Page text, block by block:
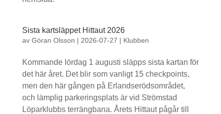
Sista kartsläppet Hittaut 2026
av Göran Olsson | 2026-07-27 | Klubben
Kommande lördag 1 augusti släpps sista kartan för
det här året. Det blir som vanligt 15 checkpoints,
men den här gången på Erlandserödsområdet,
och lämplig parkeringsplats är vid Strömstad
Löparklubbs terrängbana. Årets Hittaut pågår till